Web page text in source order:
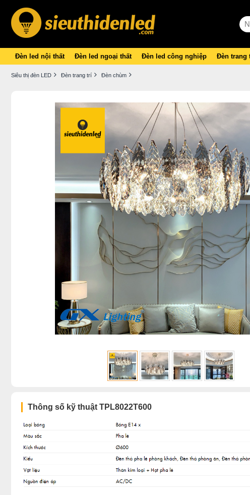
Đèn led nội thất Đèn led ngoại thất Đèn led công nghiệp Đèn trang
Siêu thị đèn LED Đèn trang trí Đèn chùm
Thông số kỹ thuật TPL8022T600